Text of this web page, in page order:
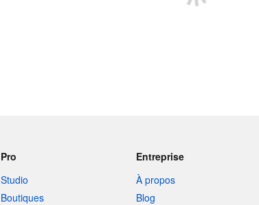
Pro
Studio
Boutiques
Entreprise
À propos
Blog